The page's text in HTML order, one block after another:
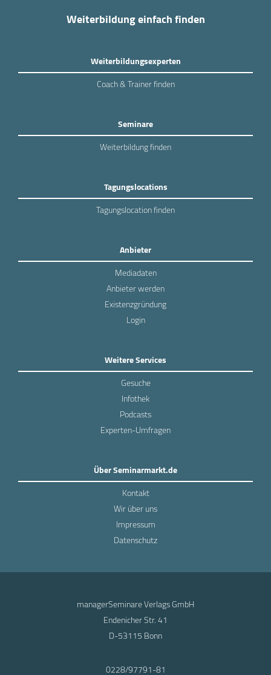
Weiterbildung einfach finden
Weiterbildungsexperten
Coach & Trainer finden
Seminare
Weiterbildung finden
Tagungslocations
Tagungslocation finden
Anbieter
Mediadaten
Anbieter werden
Existenzgründung
Login
Weitere Services
Gesuche
Infothek
Podcasts
Experten-Umfragen
Über Seminarmarkt.de
Kontakt
Wir über uns
Impressum
Datenschutz
managerSeminare Verlags GmbH
Endenicher Str. 41
D-53115 Bonn
0228/97791-81